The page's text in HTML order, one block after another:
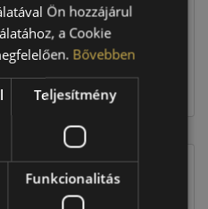
177 960 Ft
Ön hozzájárul
a Cookie
Bővebben
Teljesítmény
Funkcionalitás